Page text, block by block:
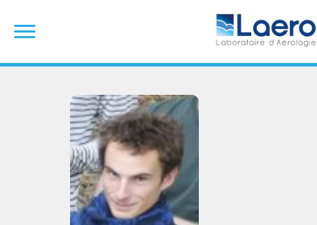
content